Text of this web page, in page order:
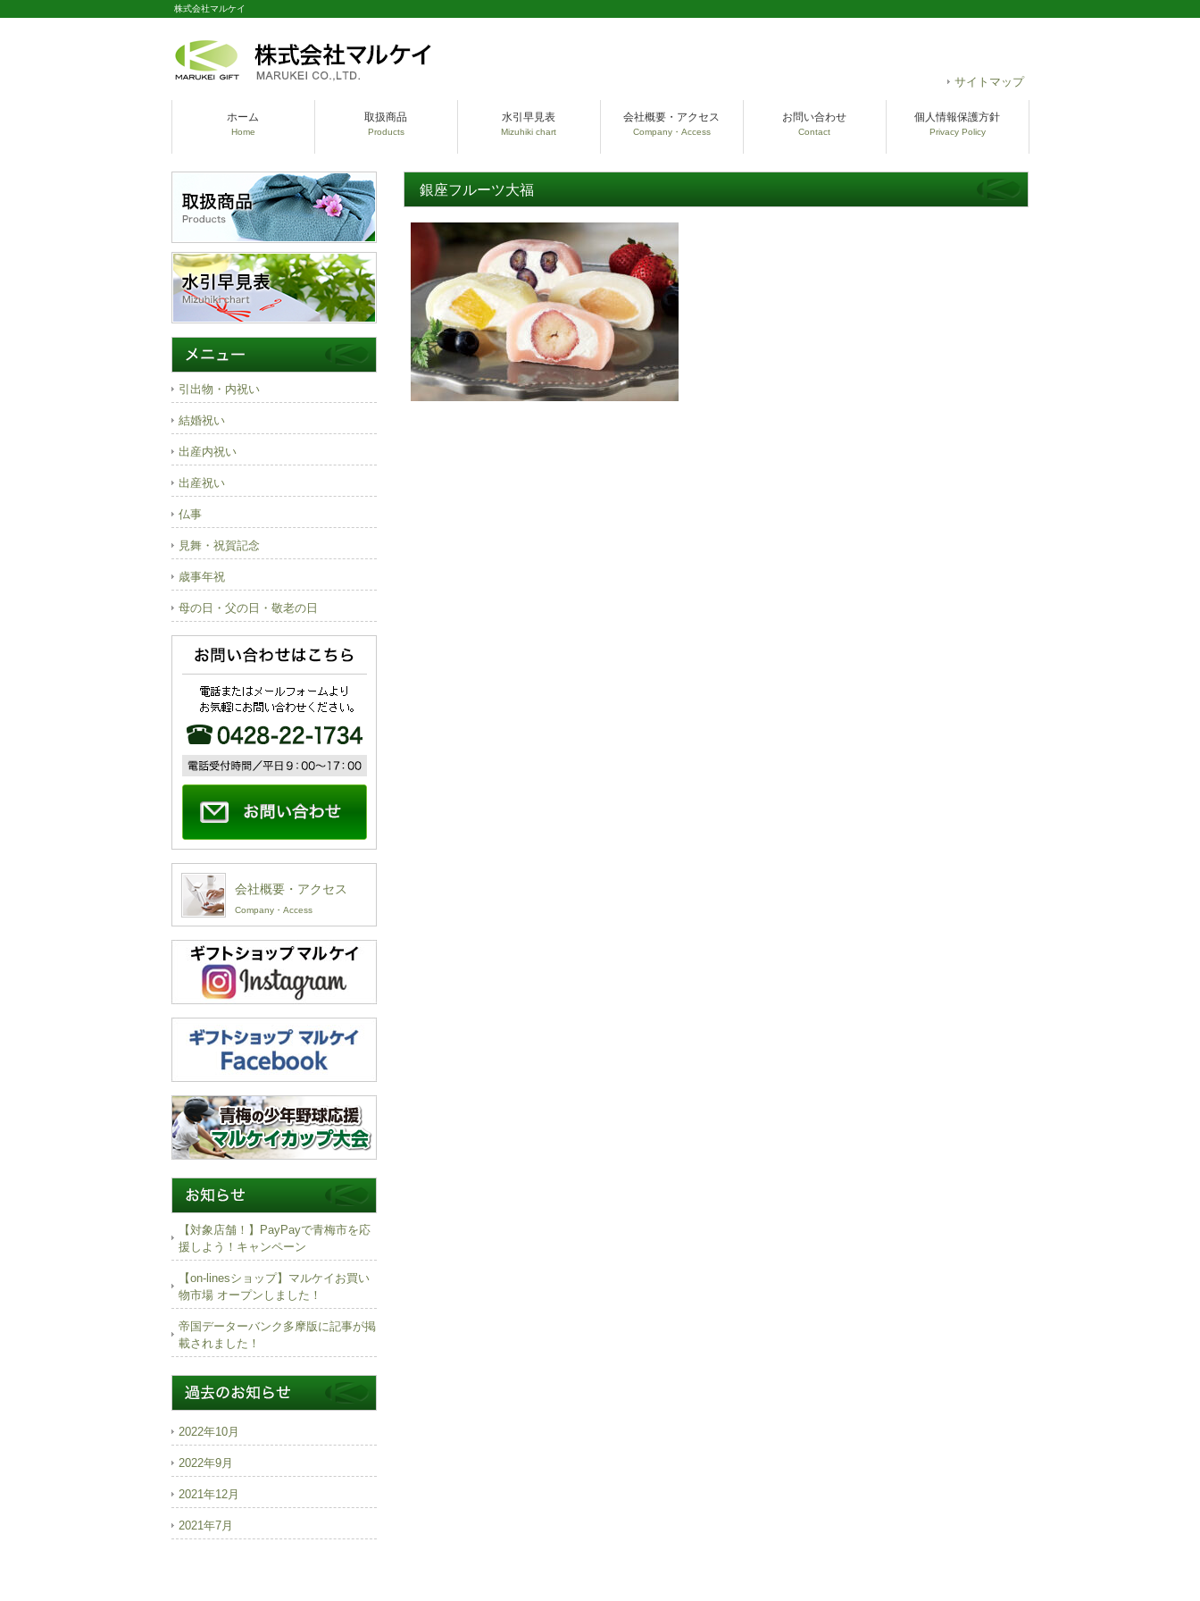
株式会社マルケイ
サイトマップ
ホーム
Home
取扱商品
Products
水引早見表
Mizuhiki chart
会社概要・アクセス
Company・Access
お問い合わせ
Contact
個人情報保護方針
Privacy Policy
銀座フルーツ大福
引出物・内祝い
結婚祝い
出産内祝い
出産祝い
仏事
見舞・祝賀記念
歳事年祝
母の日・父の日・敬老の日
会社概要・アクセス
Company・Access
【対象店舗！】PayPayで青梅市を応
援しよう！キャンペーン
【on-linesショップ】マルケイお買い
物市場 オープンしました！
帝国データーバンク多摩版に記事が掲
載されました！
2022年10月
2022年9月
2021年12月
2021年7月